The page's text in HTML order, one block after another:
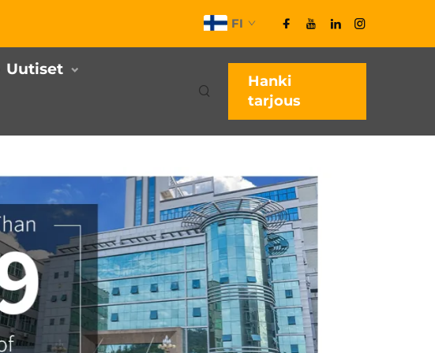
FI
Uutiset
Hanki
tarjous